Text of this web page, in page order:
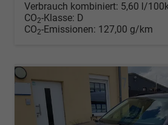
Verbrauch kombiniert: 5,60 l/
CO2-Klasse: D
CO2-Emissionen: 127,00 g/km